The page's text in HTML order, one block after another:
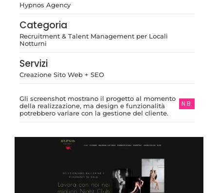
Hypnos Agency
Categoria
Recruitment & Talent Management per Locali
Notturni
Servizi
Creazione Sito Web + SEO
Gli screenshot mostrano il progetto al momento
della realizzazione, ma design e funzionalità
potrebbero variare con la gestione del cliente.
N.B.